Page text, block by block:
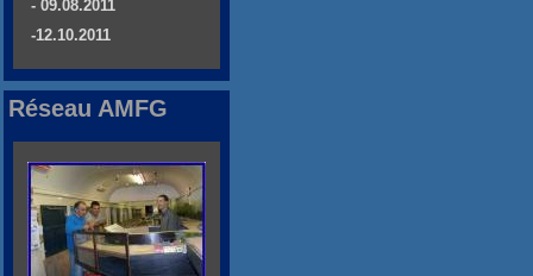
- 09.08.2011
-12.10.2011
Réseau AMFG